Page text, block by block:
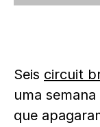
Seis circuit
uma
que